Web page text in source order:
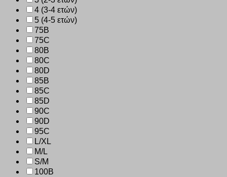
4 (3-4 ετών)
5 (4-5 ετών)
75B
75C
80B
80C
80D
85B
85C
85D
90C
90D
95C
L/XL
M/L
S/M
100B